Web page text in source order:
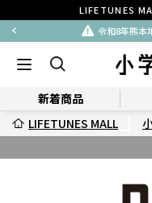
LIFETUNES
令和8年熊本
新着商品
LIFETUNES MALL